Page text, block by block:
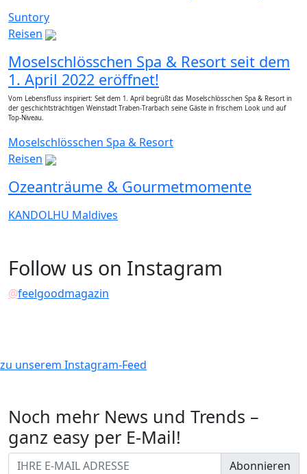
Suntory
Reisen
Moselschlösschen Spa & Resort seit dem
1. April 2022 eröffnet!
Vom Lebensfluss inspiriert: Seit dem 1. April begrüßt das Moselschlösschen Spa & Resort in
der geschichtsträchtigen Weinstadt Traben-Trarbach seine Gäste in frischem Look und auf
Top-Niveau.
Moselschlösschen Spa & Resort
Reisen
Ozeanträume & Gourmetmomente
KANDOLHU Maldives
Follow us on Instagram
@feelgoodmagazin
zu unserem Instagram-Feed
Noch mehr News und Trends –
ganz easy per E-Mail!
Abonnieren